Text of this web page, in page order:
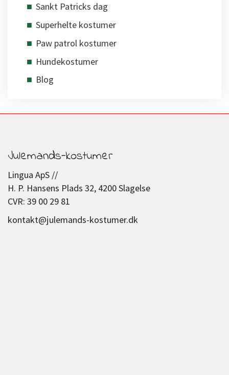
Sankt Patricks dag
Superhelte kostumer
Paw patrol kostumer
Hundekostumer
Blog
Julemands-kostumer
Lingua ApS //
H. P. Hansens Plads 32, 4200 Slagelse
CVR: 39 00 29 81
kontakt@julemands-kostumer.dk